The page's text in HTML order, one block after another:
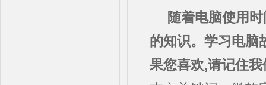
随着电脑使用
的知识。学习电脑
果您喜欢,请记住